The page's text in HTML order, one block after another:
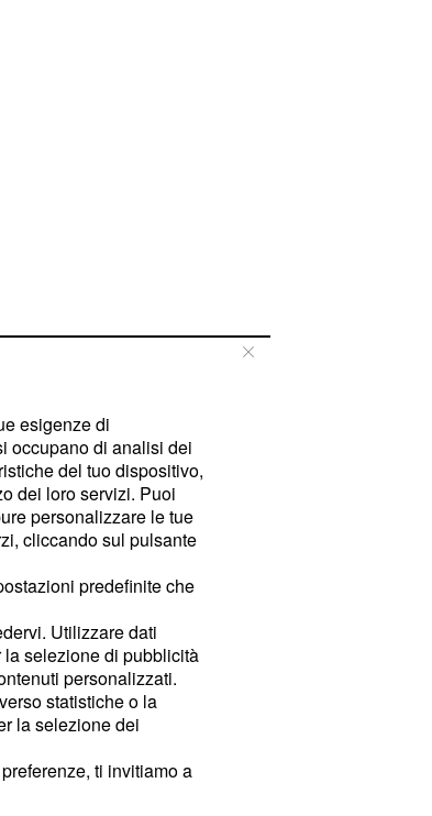
esigenze di
occupano di analisi dei
del tuo dispositivo,
dei loro servizi. Puoi
personalizzare le tue
cliccando sul pulsante
predefinite che
Utilizzare dati
selezione di pubblicità
personalizzati.
statistiche o la
la selezione dei
ti invitiamo a